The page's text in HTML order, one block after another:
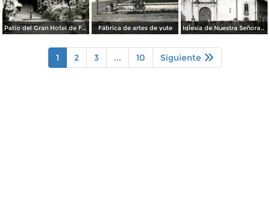
Patio del Gran Hotel de Francia Fábrica de artes de yute Iglesia de Nuestra Señora de los Dolores
1 2 3 ... 10 Siguiente